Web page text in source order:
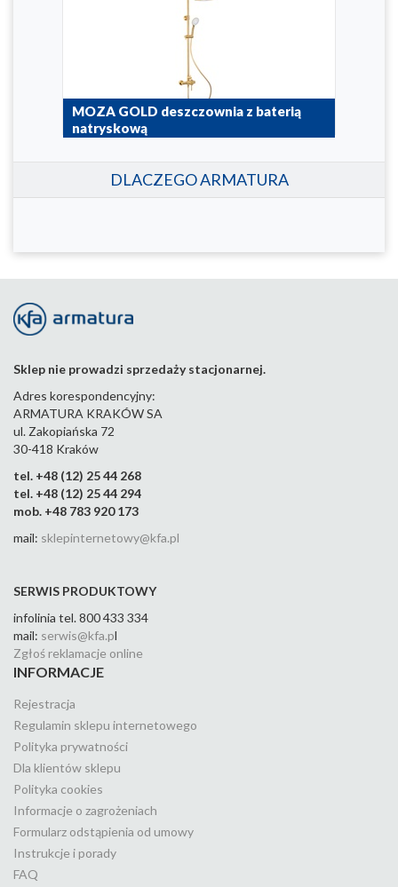
MOZA GOLD deszczownia z baterią
natryskową
5036-910-31
DLACZEGO ARMATURA
Sklep nie prowadzi sprzedaży stacjonarnej.
Adres korespondencyjny:
ARMATURA KRAKÓW SA
ul. Zakopiańska 72
30-418 Kraków
tel. +48 (12) 25 44 268
tel. +48 (12) 25 44 294
mob. +48 783 920 173
mail: sklepinternetowy@kfa.pl
SERWIS PRODUKTOWY
infolinia tel. 800 433 334
mail: serwis@kfa.pl
Zgłoś reklamacje online
INFORMACJE
Rejestracja
Regulamin sklepu internetowego
Polityka prywatności
Dla klientów sklepu
Polityka cookies
Informacje o zagrożeniach
Formularz odstąpienia od umowy
Instrukcje i porady
FAQ